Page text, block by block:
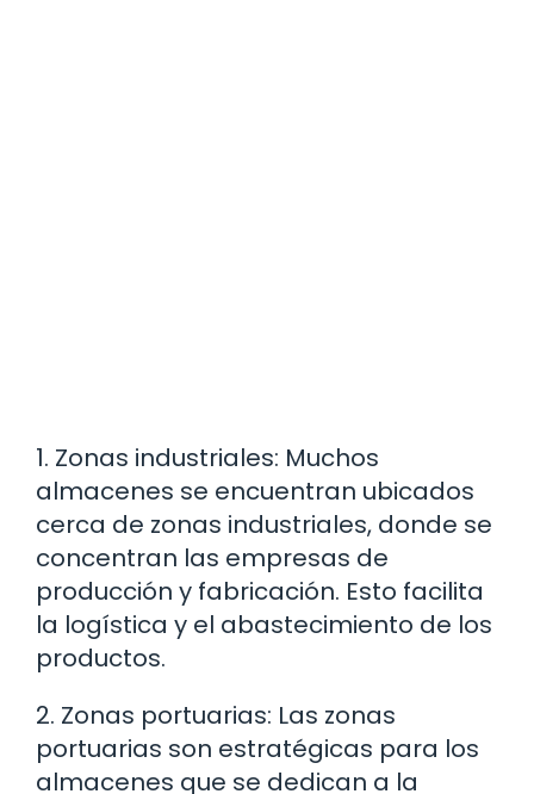
1. Zonas industriales: Muchos
almacenes se encuentran ubicados
cerca de zonas industriales, donde se
concentran las empresas de
producción y fabricación. Esto facilita
la logística y el abastecimiento de los
productos.
2. Zonas portuarias: Las zonas
portuarias son estratégicas para los
almacenes que se dedican a la